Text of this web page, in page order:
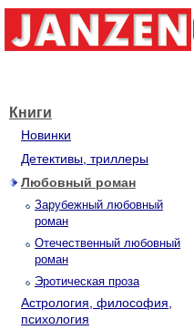
Книги
Новинки
Детективы, триллеры
Любовный роман
Зарубежный любовный
роман
Отечественный любовный
роман
Эротическая проза
Астрология, философия,
психология